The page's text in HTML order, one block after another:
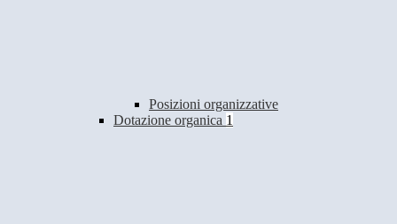
Posizioni organizzative
Dotazione organica 1